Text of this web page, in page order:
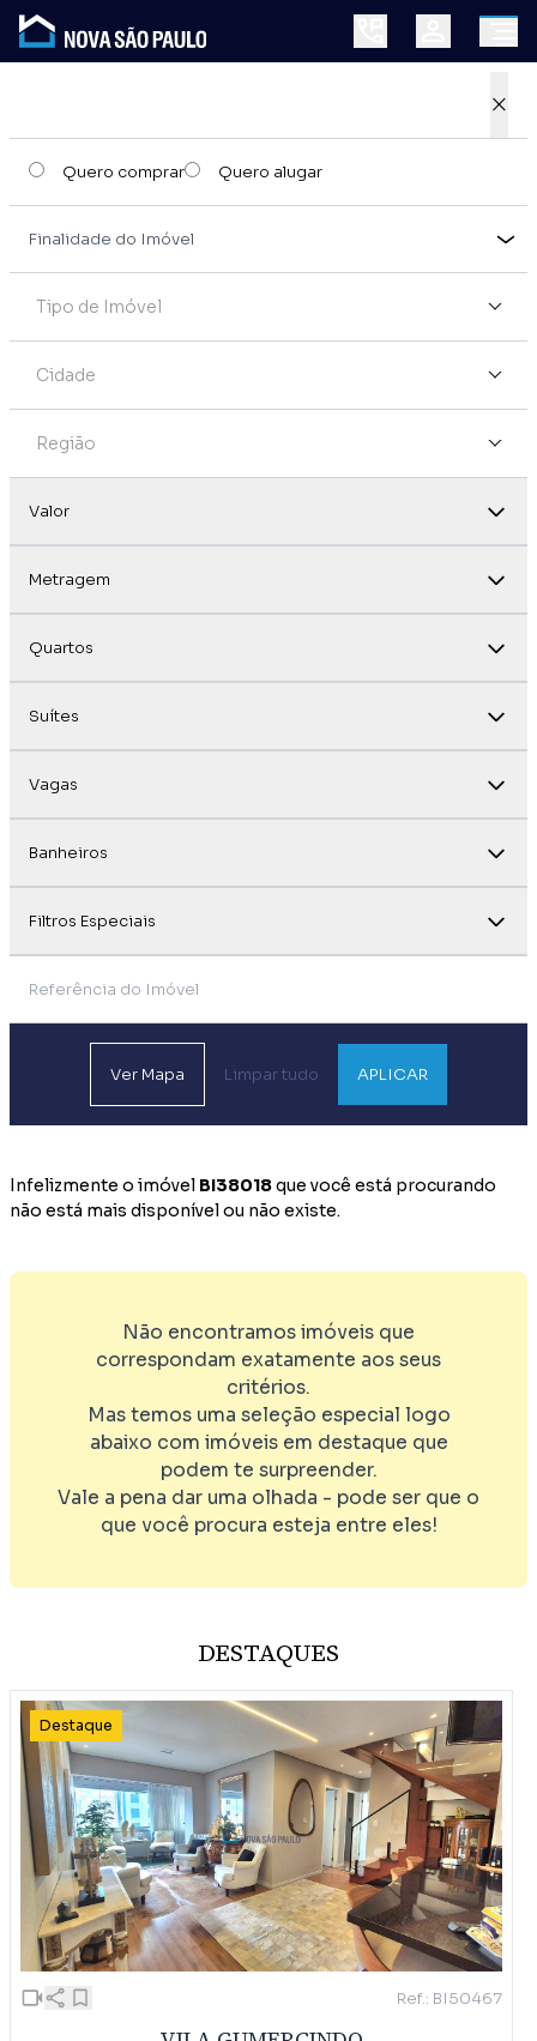
×
Quero comprar Quero alugar
Tipo de Imóvel
Cidade
Região
Valor
Metragem
Quartos
Suítes
Vagas
Banheiros
Filtros Especiais
Ver Mapa Limpar tudo APLICAR
Infelizmente o imóvel BI38018que você está procurando
não está mais disponível ou não existe.
Não encontramos imóveis que
correspondam exatamente aos seus
critérios.
Mas temos uma seleção especial logo
abaixo com imóveis em destaque que
podem te surpreender.
Vale a pena dar uma olhada - pode ser que o
que você procura esteja entre eles!
DESTAQUES
Destaque
Ref.: BI50467